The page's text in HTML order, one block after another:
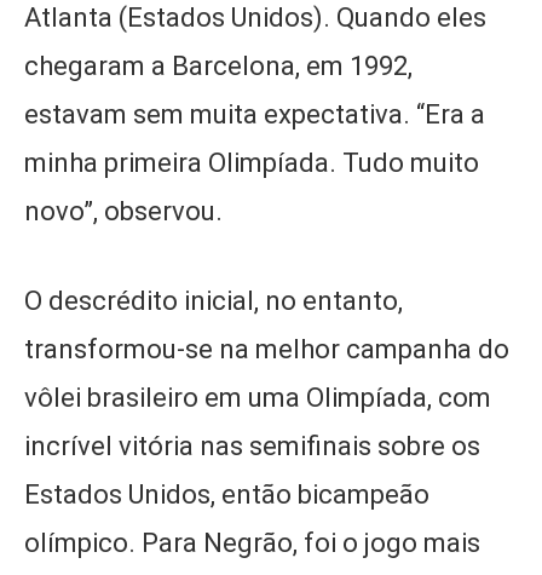
Atlanta (Estados Unidos). Quando eles
chegaram a Barcelona, em 1992,
estavam sem muita expectativa. “Era a
minha primeira Olimpíada. Tudo muito
novo”, observou.
O descrédito inicial, no entanto,
transformou-se na melhor campanha do
vôlei brasileiro em uma Olimpíada, com
incrível vitória nas semifinais sobre os
Estados Unidos, então bicampeão
olímpico. Para Negrão, foi o jogo mais